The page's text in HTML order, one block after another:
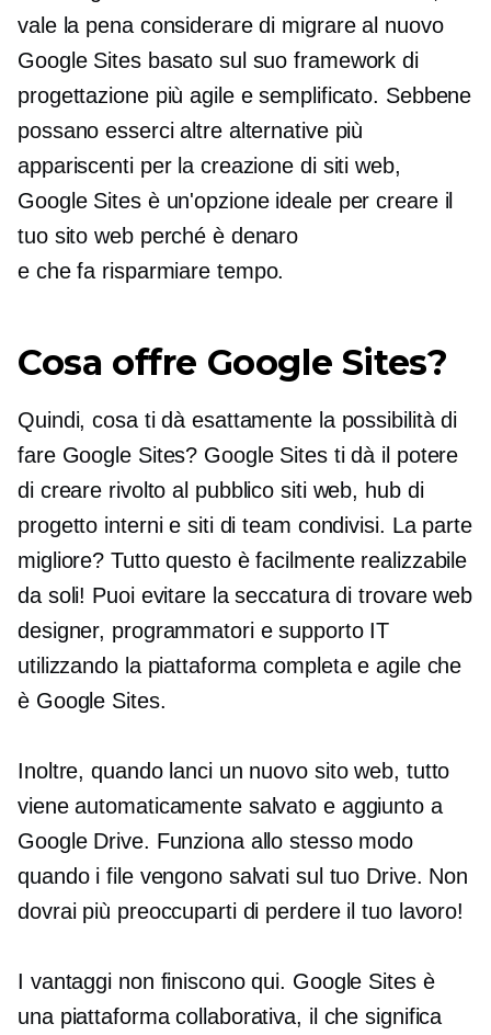
vale la pena considerare di migrare al nuovo
Google Sites basato sul suo framework di
progettazione più agile e semplificato. Sebbene
possano esserci altre alternative più
appariscenti per la creazione di siti web,
Google Sites è un'opzione ideale per creare il
tuo sito web perché è denaro
e che fa risparmiare tempo.
Cosa offre Google Sites?
Quindi, cosa ti dà esattamente la possibilità di
fare Google Sites? Google Sites ti dà il potere
di creare rivolto al pubblico siti web, hub di
progetto interni e siti di team condivisi. La parte
migliore? Tutto questo è facilmente realizzabile
da soli! Puoi evitare la seccatura di trovare web
designer, programmatori e supporto IT
utilizzando la piattaforma completa e agile che
è Google Sites.
Inoltre, quando lanci un nuovo sito web, tutto
viene automaticamente salvato e aggiunto a
Google Drive. Funziona allo stesso modo
quando i file vengono salvati sul tuo Drive. Non
dovrai più preoccuparti di perdere il tuo lavoro!
I vantaggi non finiscono qui. Google Sites è
una piattaforma collaborativa, il che significa